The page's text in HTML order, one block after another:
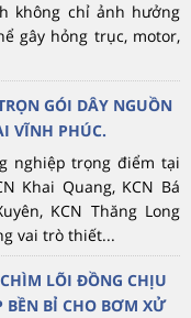
không chỉ ảnh hưởng
gây hỏng trục, motor,
GÓI DÂY NGUỒN
VĨNH PHÚC.
nghiệp trọng điểm tại
Khai Quang, KCN Bá
KCN Thăng Long
vai trò thiết...
LÕI ĐỒNG CHỊU
BỀN BỈ CHO BƠM XỬ